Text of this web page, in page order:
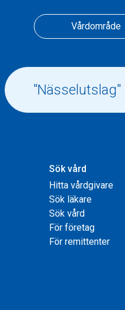
Vårdområde
Sök vård
Hitta vårdgivare
Sök läkare
Sök vård
För företag
För remittenter